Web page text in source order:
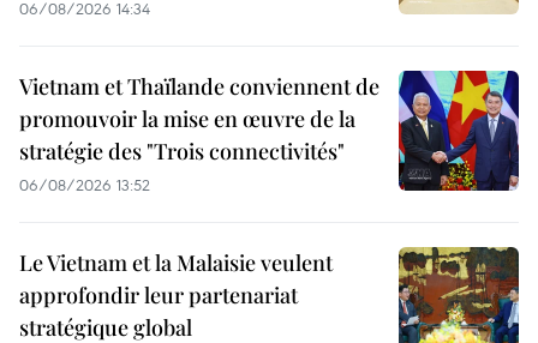
06/08/2026 14:34
Vietnam et Thaïlande conviennent de
promouvoir la mise en œuvre de la
stratégie des "Trois connectivités"
06/08/2026 13:52
Le Vietnam et la Malaisie veulent
approfondir leur partenariat
stratégique global